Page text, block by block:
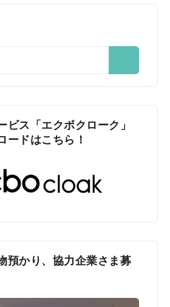
ビス「エクボクローク」
ードはこちら！
預かり、協力企業さま募